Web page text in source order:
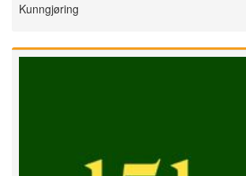
Kunngjøring